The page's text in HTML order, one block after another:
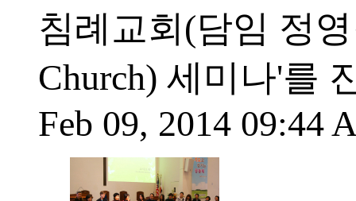
침례교회(담임 정
Church) 세미나'를
Feb 09, 2014 09:44